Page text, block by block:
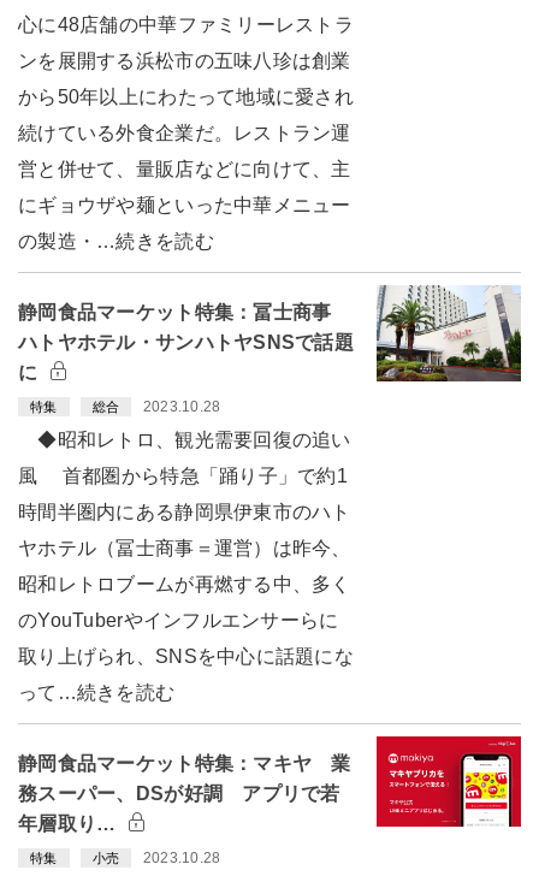
心に48店舗の中華ファミリーレストラ
ンを展開する浜松市の五味八珍は創業
から50年以上にわたって地域に愛され
続けている外食企業だ。レストラン運
営と併せて、量販店などに向けて、主
にギョウザや麺といった中華メニュー
の製造・…続きを読む
静岡食品マーケット特集：冨士商事
ハトヤホテル・サンハトヤSNSで話題
に
特集 総合 2023.10.28
◆昭和レトロ、観光需要回復の追い
風 首都圏から特急「踊り子」で約1
時間半圏内にある静岡県伊東市のハト
ヤホテル（冨士商事＝運営）は昨今、
昭和レトロブームが再燃する中、多く
のYouTuberやインフルエンサーらに
取り上げられ、SNSを中心に話題にな
って…続きを読む
静岡食品マーケット特集：マキヤ 業
務スーパー、DSが好調 アプリで若
年層取り…
特集 小売 2023.10.28